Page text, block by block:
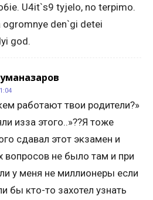
U4it`s9 tyjelo, no terpimo.
ogromnye den`gi detei
god.
работают твои родители?»
изза этого..»??Я тоже
сдавал этот экзамен и
вопросов не было там и при
у меня не миллионеры если
бы кто-то захотел узнать